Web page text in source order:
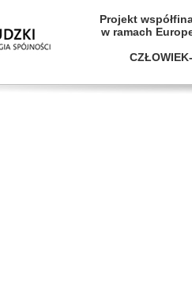
Projekt
w ramach